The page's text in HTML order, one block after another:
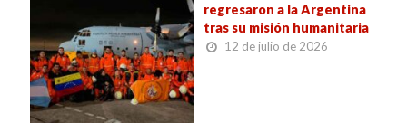
regresaron a la Argentina
tras su misión humanitaria
12 de julio de 2026